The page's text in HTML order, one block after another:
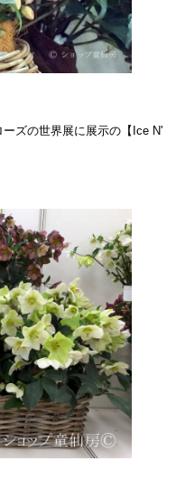
ズの世界展に展示の 【Ice N'